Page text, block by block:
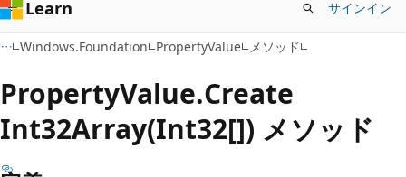
ッ
プ
に
ス
キ
ッ
プ
Learn サインイン
Windows.Foundation PropertyValue メソッド
PropertyValue.Create
Int32Array(Int32[]) メソッド